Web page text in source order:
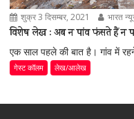
शुक्र 3 दिसम्बर, 2021 भारत
विशेष लेख : अब न पांव फंसते हैं न
एक साल पहले की बात है। गांव में
गेस्ट कॉलम लेख/आलेख